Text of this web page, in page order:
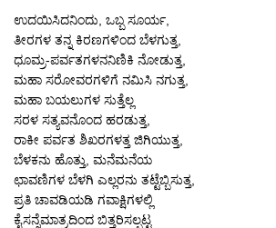
ಉದಯಿಸಿದನಿಂದು, ಒಬ್ಬ ಸೂರ್ಯ,
ತೀರಗಳ ತನ್ನ ಕಿರಣಗಳಿಂದ ಬೆಳಗುತ್ತ,
ಧೂಮ್ರ-ಪರ್ವತಗಳನನಿಣಿಕಿ ನೋಡುತ್ತ,
ಮಹಾ ಸರೋವರಗಳಿಗೆ ನಮಿಸಿ ನಗುತ್ತ,
ಮಹಾ ಬಯಲುಗಳ ಸುತ್ತೆಲ್ಲ
ಸರಳ ಸತ್ಯವನೊಂದ ಹರಡುತ್ತ,
ರಾಕೀ ಪರ್ವತ ಶಿಖರಗಳತ್ತ ಜಿಗಿಯುತ್ತ,
ಬೆಳಕನು ಹೊತ್ತು, ಮನೆಮನೆಯ
ಛಾವಣಿಗಳ ಬೆಳಗಿ ಎಲ್ಲರನು ತಟ್ಟೆಬ್ಬಿಸುತ್ತ,
ಪ್ರತಿ ಚಾವಡಿಯಡಿ ಗವಾಕ್ಷಿಗಳಲ್ಲಿ
ಕೈಸನ್ನೆಮಾತ್ರದಿಂದ ಬಿತ್ತರಿಸಲ್ಪಟ್ಟ